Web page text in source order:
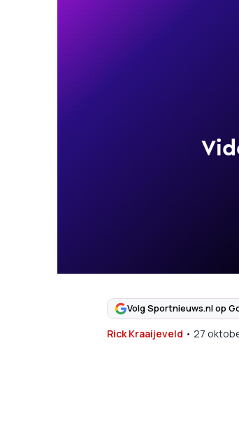
Volg Sportnieuws.nl op
Rick Kraaijeveld • 27